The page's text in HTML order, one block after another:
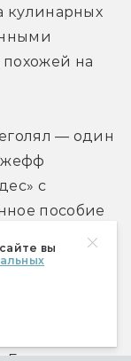
вы
кулинарных
на
— один
с
пособие
для